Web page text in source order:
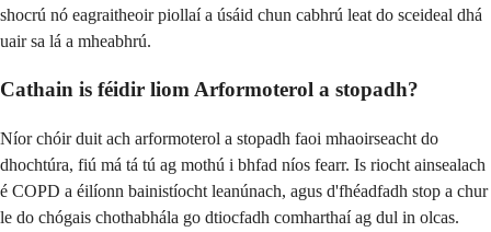
shocrú nó eagraitheoir piollaí a úsáid chun cabhrú leat do sceideal dhá
uair sa lá a mheabhrú.
Cathain is féidir liom Arformoterol a stopadh?
Níor chóir duit ach arformoterol a stopadh faoi mhaoirseacht do
dhochtúra, fiú má tá tú ag mothú i bhfad níos fearr. Is riocht ainsealach
é COPD a éilíonn bainistíocht leanúnach, agus d'fhéadfadh stop a chur
le do chógais chothabhála go dtiocfadh comharthaí ag dul in olcas.